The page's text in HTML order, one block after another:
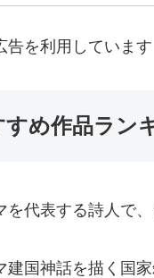
告を利用しています
め作品ラン
代表する詩人で
国神話を描く国